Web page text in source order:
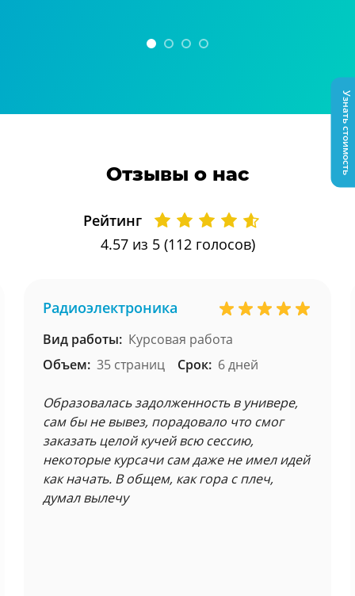
Отзывы о нас
Рейтинг
4.57из 5 (112 голосов)
Радиоэлектроника
Вид работы: Курсовая работа
Объем: 35 страниц Срок: 6 дней
Образовалась задолженность в универе,
сам бы не вывез, порадовало что смог
заказать целой кучей всю сессию,
некоторые курсачи сам даже не имел идей
как начать. В общем, как гора с плеч,
думал вылечу
Узнать стоимость